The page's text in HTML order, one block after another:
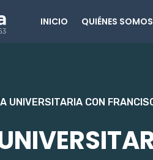
INICIO QUIÉNES SOMOS
UNIVERSITARIA CON